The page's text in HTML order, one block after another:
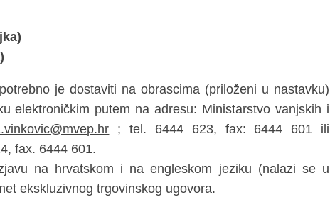
je dostaviti na obrascima (priloženi u nastavku)
elektroničkim putem na adresu: Ministarstvo vanjskih i
; tel. 6444 623, fax: 6444 601 ili
fax. 6444 601.
na hrvatskom i na engleskom jeziku (nalazi se u
ekskluzivnog trgovinskog ugovora.